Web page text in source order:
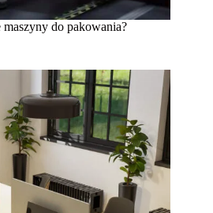
do pakowania?